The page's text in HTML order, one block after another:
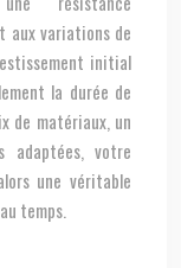
aux variations de
initial
la durée de
de matériaux, un
adaptées, votre
une véritable
temps.